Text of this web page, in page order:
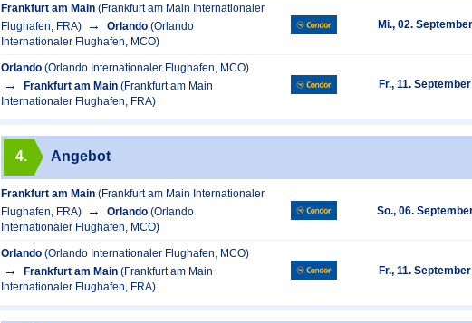
Frankfurt am Main (Frankfurt am Main Internationaler
Flughafen, FRA)
Orlando (Orlando
Internationaler Flughafen, MCO)
Mi., 02.
Orlando (Orlando Internationaler Flughafen, MCO)
Frankfurt am Main (Frankfurt am Main
Internationaler Flughafen, FRA)
Fr., 11.
4. Angebot
Frankfurt am Main (Frankfurt am Main Internationaler
Flughafen, FRA)
Orlando (Orlando
Internationaler Flughafen, MCO)
So., 06.
Orlando (Orlando Internationaler Flughafen, MCO)
Frankfurt am Main (Frankfurt am Main
Internationaler Flughafen, FRA)
Fr., 11.